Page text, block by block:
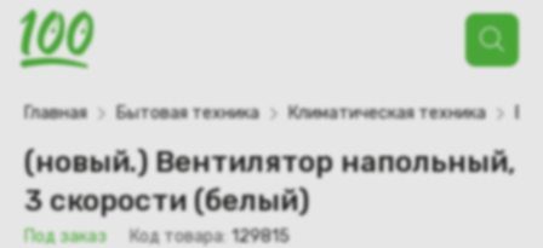
Поиск
товаров
Главная Бытовая техника Климатическая техника
(новый.) Вентилятор напольный,
3 скорости (белый)
Под заказ Код товара: 129815